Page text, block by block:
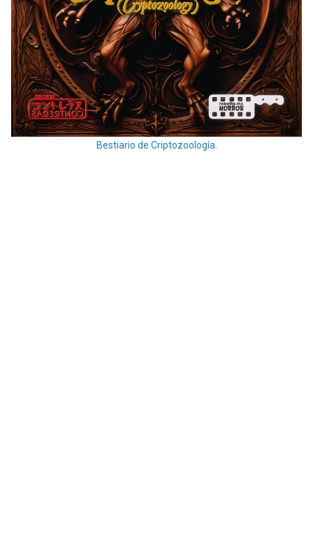
Bestiario de Criptozoología.